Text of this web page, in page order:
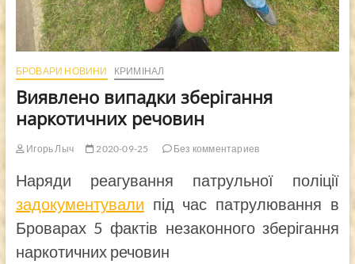
БРОВАРИ НОВИНИ КРИМІНАЛ
Виявлено випадки зберігання
наркотичних речовин
Игорь Лыч 2020-09-25 Без комментариев
Наряди реагування патрульної поліції
задокументували під час патрулювання в
Броварах 5 фактів незаконного зберігання
наркотичних речовин